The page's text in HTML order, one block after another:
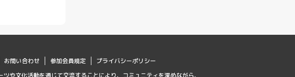
お問い合わせ 参加会員規定
プライバシーポリシー